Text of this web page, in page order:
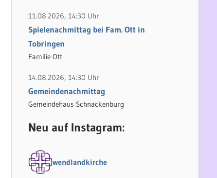
11.08.2026, 14:30 Uhr
Spielenachmittag bei Fam. Ott in
Tobringen
Familie Ott
14.08.2026, 14:30 Uhr
Gemeindenachmittag
Gemeindehaus Schnackenburg
Neu auf Instagram:
wendlandkirche